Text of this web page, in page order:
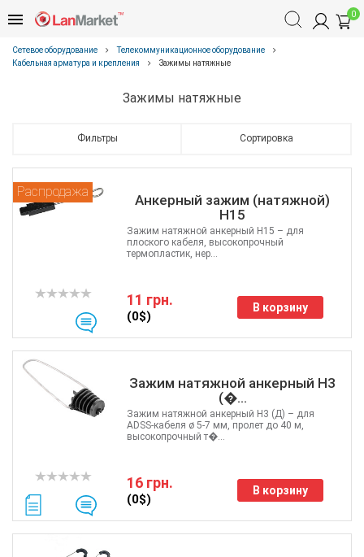
0
Сетевое оборудование
Телекоммуникационное оборудование
Кабельная арматура и крепления
Зажимы натяжные
Зажимы натяжные
Фильтры Сортировка
Анкерный зажим (натяжной)
H15
Распродажа
11 грн.
(0$)
В корзину
Зажим натяжной анкерный H15 – для
плоского кабеля, высокопрочный
термопластик, нер...
Зажим натяжной анкерный H3
(�...
16 грн.
(0$)
В корзину
Зажим натяжной анкерный H3 (Д) – для
ADSS-кабеля ø 5-7 мм, пролет до 40 м,
высокопрочный т�...